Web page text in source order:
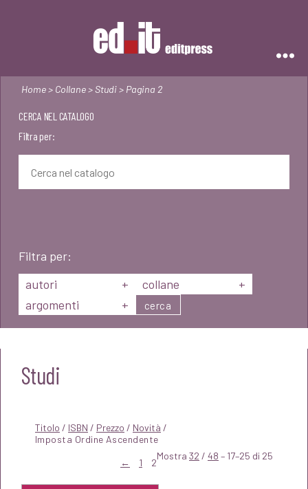
Home> Collane>Studi> Pagina 2
CERCA NEL CATALOGO
Filtra per:
Filtra per:
autori
+ collane
+
argomenti
+ cerca
Studi
Titolo / ISBN / Prezzo / Novità /
Mostra 32 / 48 – 17–25 di 25
← 1 2